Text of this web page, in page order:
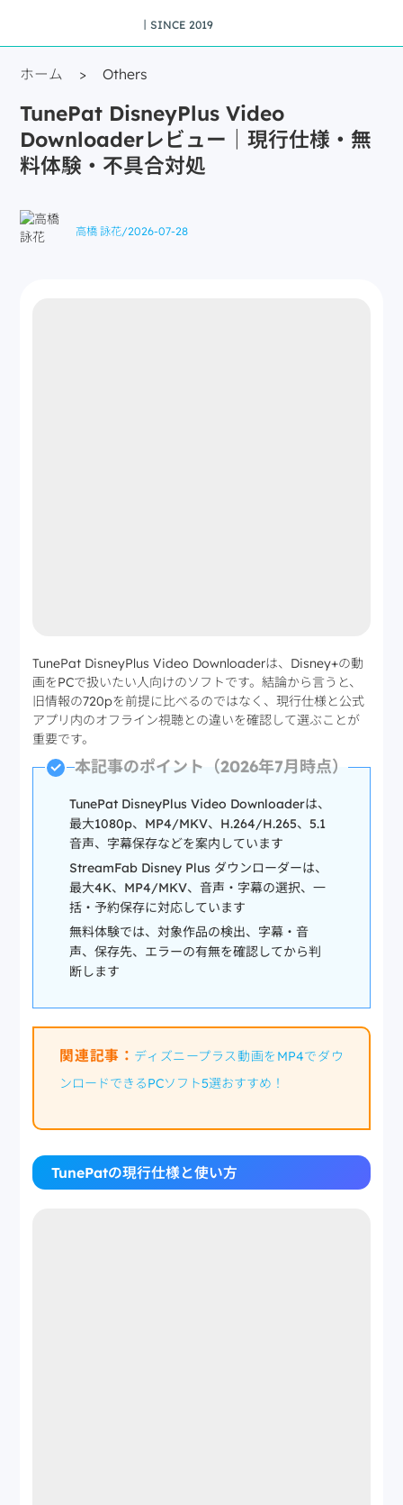
丨SINCE 2019
ホーム > Others
TunePat DisneyPlus Video
Downloaderレビュー｜現行仕様・無
料体験・不具合対処
高橋 詠花/2026-07-28
TunePat DisneyPlus Video Downloaderは、Disney+の動
画をPCで扱いたい人向けのソフトです。結論から言うと、
旧情報の720pを前提に比べるのではなく、現行仕様と公式
アプリ内のオフライン視聴との違いを確認して選ぶことが
重要です。
本記事のポイント（2026年7月時点）
TunePat DisneyPlus Video Downloaderは、
最大1080p、MP4/MKV、H.264/H.265、5.1
音声、字幕保存などを案内しています
StreamFab Disney Plus ダウンローダーは、
最大4K、MP4/MKV、音声・字幕の選択、一
括・予約保存に対応しています
無料体験では、対象作品の検出、字幕・音
声、保存先、エラーの有無を確認してから判
断します
関連記事： ディズニープラス動画をMP4でダウ
ンロードできるPCソフト5選おすすめ！
TunePatの現行仕様と使い方